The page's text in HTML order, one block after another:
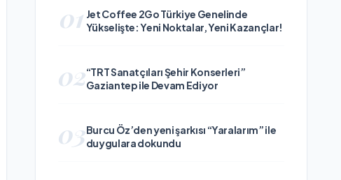
01 Jet Coffee 2Go Türkiye Genelinde
Yükselişte: Yeni Noktalar, Yeni Kazançlar!
02“TRT Sanatçıları Şehir Konserleri”
Gaziantep ile Devam Ediyor
03Burcu Öz’den yeni şarkısı “Yaralarım” ile
duygulara dokundu